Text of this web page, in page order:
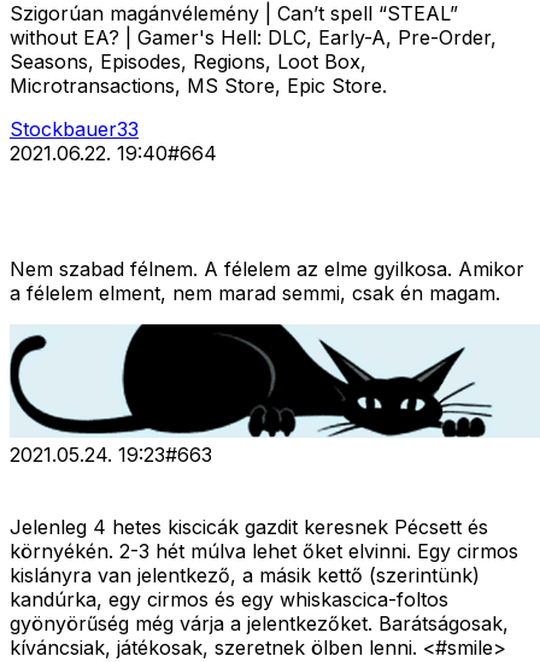
Szigorúan magánvélemény | Can’t spell “STEAL”
without EA? | Gamer's Hell: DLC, Early-A, Pre-Order,
Seasons, Episodes, Regions, Loot Box,
Microtransactions, MS Store, Epic Store.
Stockbauer33
2021.06.22. 19:40#664
Nem szabad félnem. A félelem az elme gyilkosa. Amikor
a félelem elment, nem marad semmi, csak én magam.
2021.05.24. 19:23#663
Jelenleg 4 hetes kiscicák gazdit keresnek Pécsett és
környékén. 2-3 hét múlva lehet őket elvinni. Egy cirmos
kislányra van jelentkező, a másik kettő (szerintünk)
kandúrka, egy cirmos és egy whiskascica-foltos
gyönyörűség még várja a jelentkezőket. Barátságosak,
kíváncsiak, játékosak, szeretnek ölben lenni. <#smile>